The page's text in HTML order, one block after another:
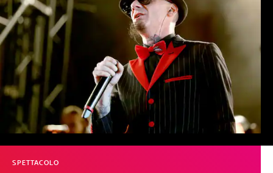
SPETTACOLO